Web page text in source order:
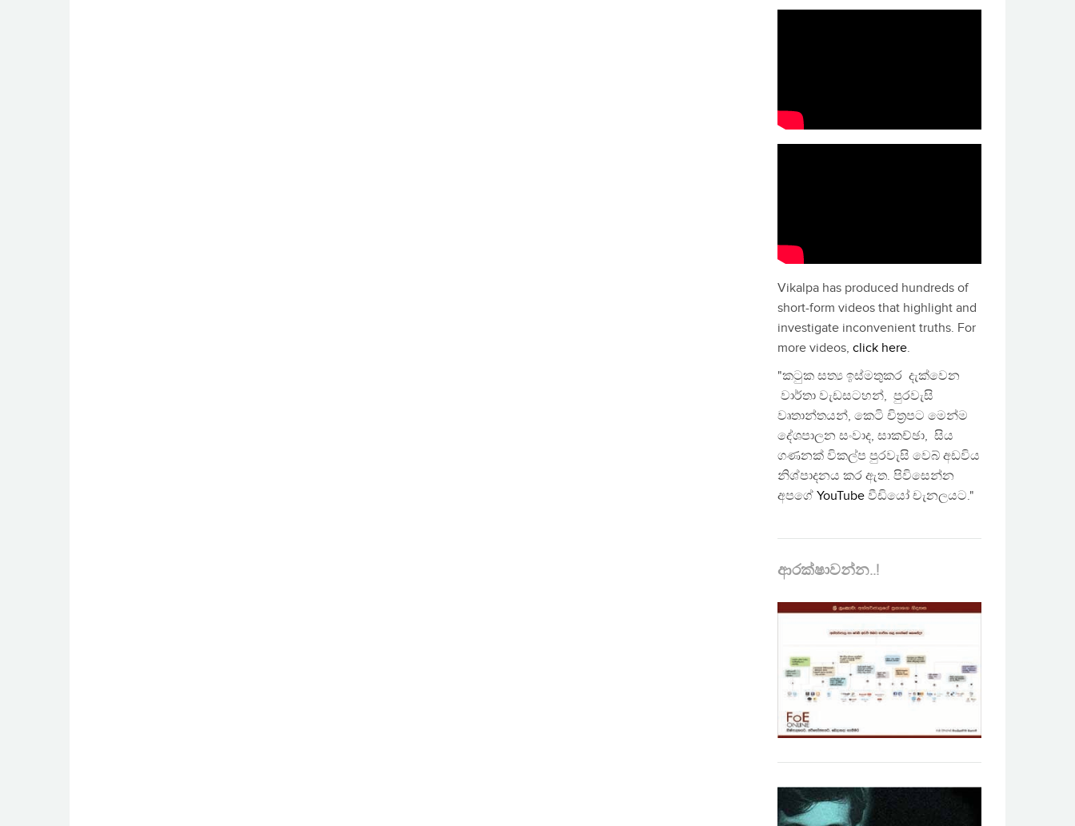
Vikalpa has produced hundreds of
short-form videos that highlight and
investigate inconvenient truths. For
more videos, click here.
"කටුක සත්‍ය ඉස්මතුකර දැක්වෙන
වාර්තා වැඩසටහන්, පුරවැසි
වෘතාන්තයන්, කෙටි චිත්‍රපට මෙන්ම
දේශපාලන සංවාද, සාකච්ඡා, සිය
ගණනක් විකල්ප පුරවැසි වෙබ් අඩවිය
නිශ්පාදනය කර ඇත. පිවිසෙන්න
අපගේ YouTube වීඩියෝ චැනලයට."
ආරක්ෂාවන්න..!